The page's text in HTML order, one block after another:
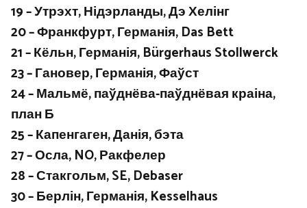
19 – Утрэхт, Нідэрланды, Дэ Хелінг
20 – Франкфурт, Германія, Das Bett
21 – Кёльн, Германія, Bürgerhaus Stollwerck
23 – Гановер, Германія, Фаўст
24 – Мальмё, паўднёва-паўднёвая краіна,
план Б
25 – Капенгаген, Данія, бэта
27 – Осла, NO, Ракфелер
28 – Стакгольм, SE, Debaser
30 – Берлін, Германія, Kesselhaus